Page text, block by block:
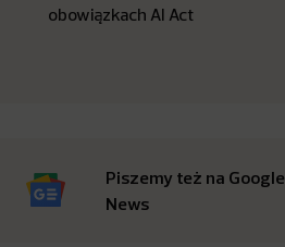
obowiązkach AI Act
Piszemy też na Google
News